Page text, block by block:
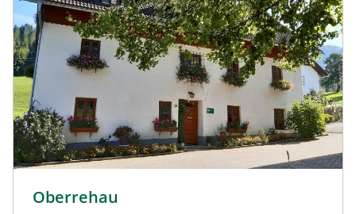
Urlaub am Bauernhof: Oberrehau
Oberrehau